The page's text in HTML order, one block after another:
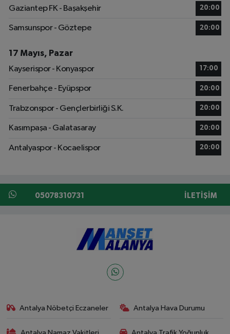
Gaziantep FK - Başakşehir 20:00
Samsunspor - Göztepe 20:00
17 Mayıs, Pazar
Kayserispor - Konyaspor
17:00
Fenerbahçe - Eyüpspor 20:00
Trabzonspor - Gençlerbirliği S.K. 20:00
Kasımpaşa - Galatasaray 20:00
Antalyaspor - Kocaelispor 20:00
05078310731 İLETIŞIM
Antalya Nöbetçi Eczaneler Antalya Hava Durumu